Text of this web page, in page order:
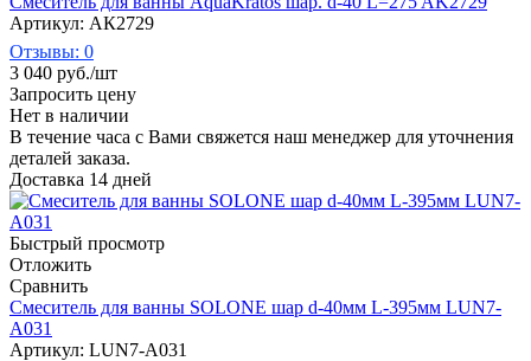
Артикул: АК2729
Отзывы: 0
3 040 руб./шт
Запросить цену
Нет в наличии
В течение часа с Вами свяжется наш менеджер для уточнения
деталей заказа.
Доставка 14 дней
Быстрый просмотр
Отложить
Сравнить
Смеситель для ванны SOLONE шар d-40мм L-395мм LUN7-
A031
Артикул: LUN7-A031